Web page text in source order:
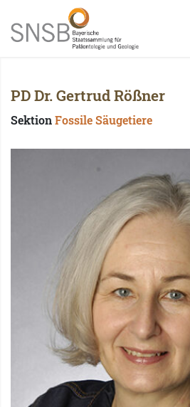
PD Dr. Gertrud Rößner
SektionFossile Säugetiere